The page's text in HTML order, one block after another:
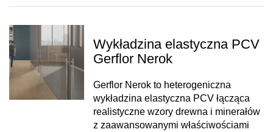
Wykładzina elastyczna PCV
Gerflor Nerok
Gerflor Nerok to heterogeniczna
wykładzina elastyczna PCV łącząca
realistyczne wzory drewna i minerałów
z zaawansowanymi właściwościami